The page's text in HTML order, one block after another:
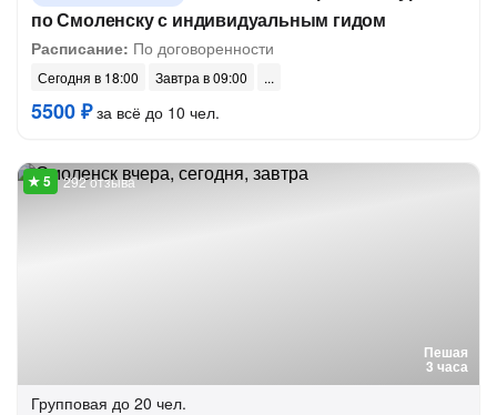
по Смоленску с индивидуальным гидом
Расписание: По договоренности
Сегодня в 18:00 Завтра в 09:00
5500 ₽за всё до 10 чел.
Пешая
3 часа
292 отзыва
Групповая до 20 чел.